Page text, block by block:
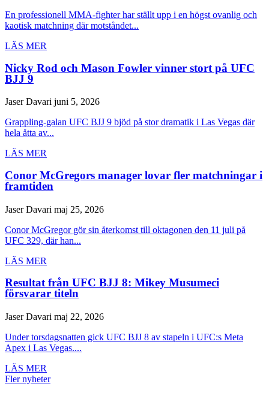
En professionell MMA-fighter har ställt upp i en högst ovanlig och
kaotisk matchning där motståndet...
LÄS MER
Nicky Rod och Mason Fowler vinner stort på UFC
BJJ 9
Jaser Davari juni 5, 2026
Grappling-galan UFC BJJ 9 bjöd på stor dramatik i Las Vegas där
hela åtta av...
LÄS MER
Conor McGregors manager lovar fler matchningar i
framtiden
Jaser Davari maj 25, 2026
Conor McGregor gör sin återkomst till oktagonen den 11 juli på
UFC 329, där han...
LÄS MER
Resultat från UFC BJJ 8: Mikey Musumeci
försvarar titeln
Jaser Davari maj 22, 2026
Under torsdagsnatten gick UFC BJJ 8 av stapeln i UFC:s Meta
Apex i Las Vegas....
LÄS MER
Fler nyheter